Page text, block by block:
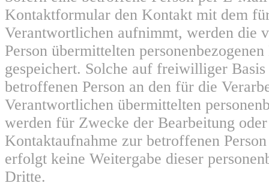
Kontaktformular den Kontakt mit dem
Verantwortlichen aufnimmt, werden die
Person übermittelten
gespeichert. Solche auf freiwilliger
betroffenen Person an den für die
Verantwortlichen übermittelten
werden für Zwecke der Bearbeitung
Kontaktaufnahme zur betroffenen
erfolgt keine Weitergabe dieser
Dritte.